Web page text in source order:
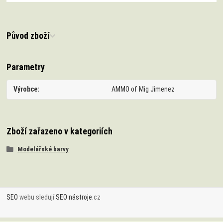
Původ zboží
Parametry
Výrobce AMMO of Mig Jimenez
Zboží zařazeno v kategoriích
Modelářské barvy
SEO webu sledujíSEO nástroje.cz